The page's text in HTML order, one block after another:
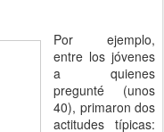
Por ejemplo,
entre los jóvenes
a quienes
pregunté (unos
40), primaron dos
actitudes típicas: